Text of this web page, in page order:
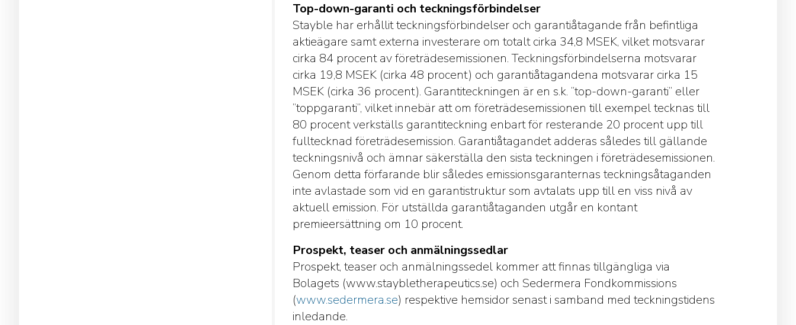
Top-down-garanti och teckningsförbindelser
Stayble har erhållit teckningsförbindelser och garantiåtagande från befintliga
aktieägare samt externa investerare om totalt cirka 34,8 MSEK, vilket motsvarar
cirka 84 procent av företrädesemissionen. Teckningsförbindelserna motsvarar
cirka 19,8 MSEK (cirka 48 procent) och garantiåtagandena motsvarar cirka 15
MSEK (cirka 36 procent). Garantiteckningen är en s.k. ”top-down-garanti” eller
”toppgaranti”, vilket innebär att om företrädesemissionen till exempel tecknas till
80 procent verkställs garantiteckning enbart för resterande 20 procent upp till
fulltecknad företrädesemission. Garantiåtagandet adderas således till gällande
teckningsnivå och ämnar säkerställa den sista teckningen i företrädesemissionen.
Genom detta förfarande blir således emissionsgaranternas teckningsåtaganden
inte avlastade som vid en garantistruktur som avtalats upp till en viss nivå av
aktuell emission. För utställda garantiåtaganden utgår en kontant
premieersättning om 10 procent.
Prospekt, teaser och anmälningssedlar
Prospekt, teaser och anmälningssedel kommer att finnas tillgängliga via
Bolagets (www.staybletherapeutics.se) och Sedermera Fondkommissions
(www.sedermera.se) respektive hemsidor senast i samband med teckningstidens
inledande.